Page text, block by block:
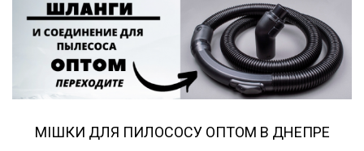
МІШКИ ДЛЯ ПИЛОСОСУ ОПТОМ В ДНЕПРЕ